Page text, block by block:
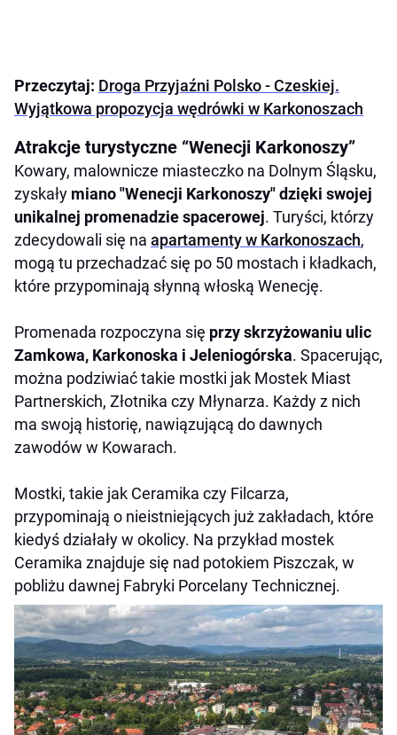
Przeczytaj: Droga Przyjaźni Polsko - Czeskiej.
Wyjątkowa propozycja wędrówki w Karkonoszach
Atrakcje turystyczne “Wenecji Karkonoszy”
Kowary, malownicze miasteczko na Dolnym Śląsku,
zyskały miano "Wenecji Karkonoszy" dzięki swojej
unikalnej promenadzie spacerowej. Turyści, którzy
zdecydowali się na apartamenty w Karkonoszach,
mogą tu przechadzać się po 50 mostach i kładkach,
które przypominają słynną włoską Wenecję.
Promenada rozpoczyna się przy skrzyżowaniu ulic
Zamkowa, Karkonoska i Jeleniogórska. Spacerując,
można podziwiać takie mostki jak Mostek Miast
Partnerskich, Złotnika czy Młynarza. Każdy z nich
ma swoją historię, nawiązującą do dawnych
zawodów w Kowarach.
Mostki, takie jak Ceramika czy Filcarza,
przypominają o nieistniejących już zakładach, które
kiedyś działały w okolicy. Na przykład mostek
Ceramika znajduje się nad potokiem Piszczak, w
pobliżu dawnej Fabryki Porcelany Technicznej.